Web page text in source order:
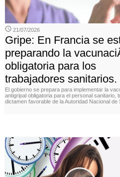
21/07/2026
Gripe: En Francia se
preparando la
obligatoria para los
trabajadores sanitarios.
El gobierno se prepara para implementar la
antigripal obligatoria para el personal sanitario,
dictamen favorable de la Autoridad Nacional de